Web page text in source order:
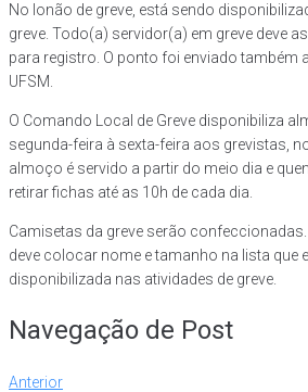
No lonão de greve, está sendo
greve. Todo(a) servidor(a) em greve deve
para registro. O ponto foi enviado também
UFSM.
O Comando Local de Greve disponibiliza
segunda-feira à sexta-feira aos grevistas,
almoço é servido a partir do meio dia e
retirar fichas até as 10h de cada dia.
Camisetas da greve serão confeccionadas.
deve colocar nome e tamanho na lista que
disponibilizada nas atividades de greve.
Navegação de Post
Anterior